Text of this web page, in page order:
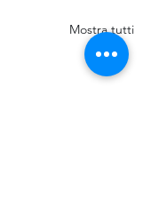
Mostra tutti